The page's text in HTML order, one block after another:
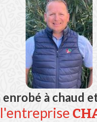
enrobé à chaud
l'entreprise